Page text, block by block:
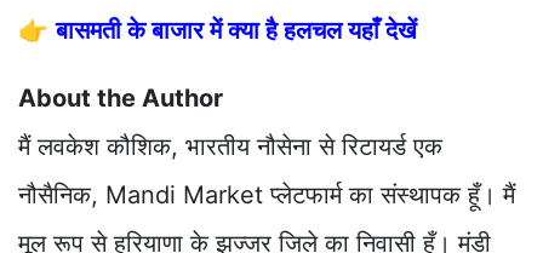
👉बासमती के बाजार में क्या है हलचल यहाँ देखें
About the Author
मैं लवकेश कौशिक, भारतीय नौसेना से रिटायर्ड एक
नौसैनिक, Mandi Market प्लेटफार्म का संस्थापक हूँ। मैं
मूल रूप से हरियाणा के झज्जर जिले का निवासी हूँ। मंडी